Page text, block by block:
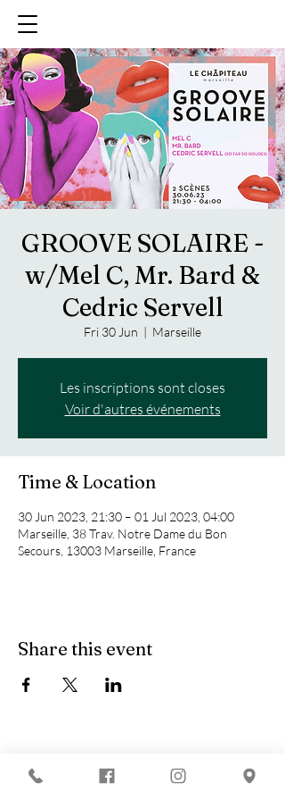
GROOVE SOLAIRE -
w/Mel C, Mr. Bard &
Cedric Servell
Fri 30 Jun
  |
Marseille
Les inscriptions sont closes
Voir d'autres événements
Time & Location
30 Jun 2023, 21:30 – 01 Jul 2023, 04:00
Marseille, 38 Trav. Notre Dame du Bon
Secours, 13003 Marseille, France
Share this event
The best techno evenings?